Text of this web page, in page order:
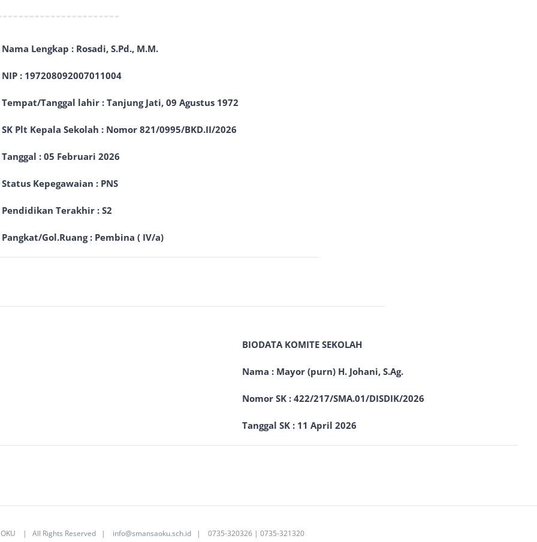
Nama Lengkap : Rosadi, S.Pd., M.M.
NIP : 197208092007011004
Tempat/Tanggal lahir : Tanjung Jati, 09 Agustus 1972
SK Plt Kepala Sekolah : Nomor 821/0995/BKD.II/2026
Tanggal : 05 Februari 2026
Status Kepegawaian : PNS
Pendidikan Terakhir : S2
Pangkat/Gol.Ruang : Pembina ( IV/a)
BIODATA KOMITE SEKOLAH
Nama : Mayor (purn) H. Johani, S.Ag.
Nomor SK : 422/217/SMA.01/DISDIK/2026
Tanggal SK : 11 April 2026
| All Rights Reserved | info@smansaoku.sch.id | 0735-320326 | 0735-321320